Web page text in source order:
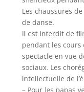
Les chaussures
de danse.
Il est interdit de
pendant les
spectacle en vue
sociaux. Les
intellectuelle de
– Pour les papas